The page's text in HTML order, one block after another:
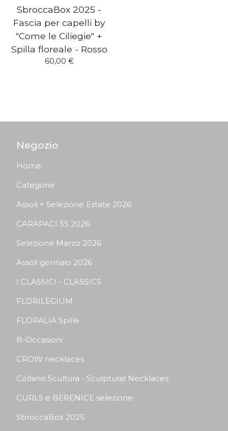
SbroccaBox 2025 -
Fascia per capelli by
"Come le Ciliegie" +
Spilla floreale - Rosso
60,00 €
Negozio
Home
Categorie
Assoli + Selezione Estate 2026
CARAPACI SS 2026
Selezione Marzo 2026
Assoli gennaio 2026
I CLASSICI - CLASSICS
FLORILEGIUM
FLORALIA Spille
B-Occasioni
CROW necklaces
Collane Scultura - Sculptural Necklaces
CURLS e BERENICE selezione
SbroccaBox 2025